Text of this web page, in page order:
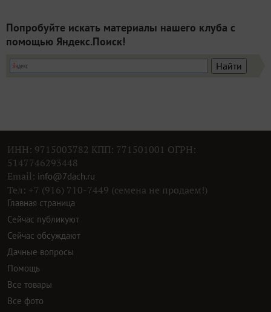
Попробуйте искать материалы нашего клуба с
помощью Яндекс.Поиск!
ИНН: 9715003782 КПП: 771501001 ОГРН:
5147746293448
Email: info@7dach.ru
Тел: +7 (916) 710-7449 (семена не продаем!)
Главная страница
Сейчас публикуют
Сейчас обсуждают
Дачные вопросы
Помощь
Все товары
Все фото